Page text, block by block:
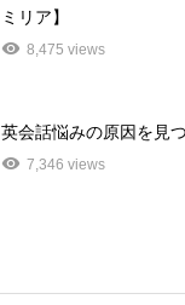
ミリア】
8,475 views
英会話悩みの原因を見
7,346 views